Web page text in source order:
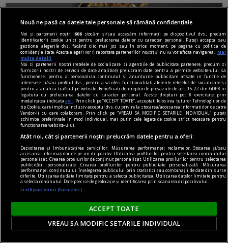
dalí
Gala
Numai Gala și Dalí sînt deghizați într‑o mitologie
deja indestructibilă.
Nouă ne pasă ca datele tale personale să rămână confidențiale
Noi și partenerii noștri606 stocăm și/sau accesăm informații pe dispozitivul dvs., precum
identificatorii cookie unici pentru prelucrarea datelor cu caracter personal. Puteți accepta sau
gestiona alegerile dvs. făcând clic mai jos sau în orice moment, pe pagina cu politica de
confidențialitate. Aceste alegeri vor fi raportate partenerilor noștri și nu vă vor afecta navigarea.
Mai
multe detalii
Noi si partenerii nostri (retelele de socializare si agentiile de publicitate partenere, precum si
furnizorii nostri de servicii de date analitice) prelucram date pentru a permite website-ului sa
functioneze, pentru a personaliza continutul si anunturile publicitare afisate in functie de
interesele si/sau profilul dvs., pentru a va oferi functionalitati aferente retelelor de socializare si
pentru a analiza traficul pe website. Beneficiati de drepturile prevazute de art. 15-22 din GDPR in
legatura cu prelucrarea datelor cu caracter personal. Aceste drepturi pot fi exercitate prin
modalitatea indicataaici
. Prin click pe “ACCEPT TOATE”, acceptati folosirea tuturor Tehnologiilor de
tip Cookie, care implica inclusiv acceptul dvs. cu privire la stocarea/accesarea informatiilor de catre
Vendor-ii cu care colaboram. Prin click pe “VREAU SA MODIFIC SETARILE INDIVIDUAL” puteti
schimba preferintele in mod individual, mai putin cele legate de cookie strict necesare pentru
functionarea website-ului.
Atât noi, cât și partenerii noștri prelucrăm datele pentru a oferi:
Dezvoltarea și îmbunătățirea serviciilor. Măsurarea performanței reclamelor. Stocarea și/sau
accesarea informațiilor de pe un dispozitiv. Utilizarea profilurilor pentru selectarea conținutului
personalizat. Crearea profilurilor de conținut personalizat. Utilizarea profilurilor pentru selectarea
publicității personalizate. Crearea profilurilor pentru publicitate personalizată. Măsurarea
performanței conținutului. Înțelegerea publicului prin statistici sau combinații de date din surse
diferite. Utilizarea de date limitate pentru a selecta publicitatea. Utilizarea datelor limitate pentru
a selecta conținutul. Date precise de geolocație și identificarea prin scanarea dispozitivului.
Listă parteneri (furnizori)
ACCEPT TOATE
VREAU SA MODIFIC SETARILE INDIVIDUAL